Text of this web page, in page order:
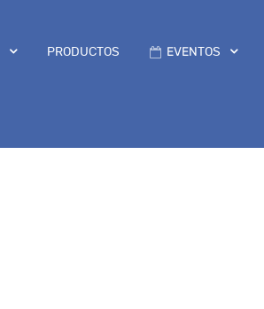
PRODUCTOS EVENTOS